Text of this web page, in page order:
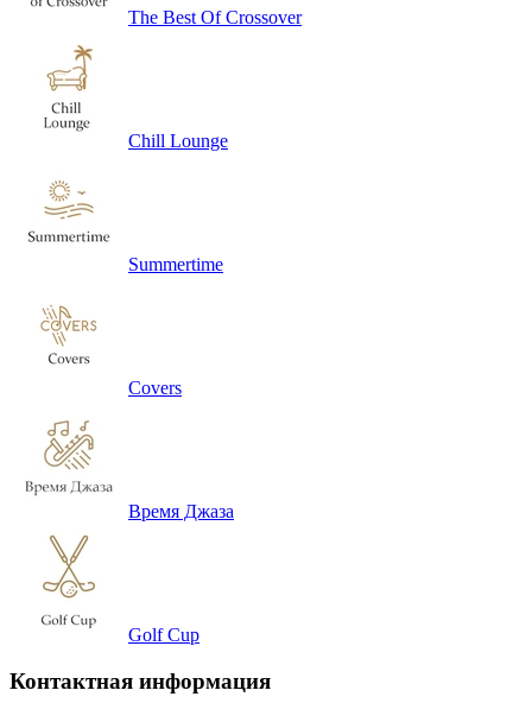
The Best Of Crossover
Chill Lounge
Summertime
Covers
Время Джаза
Golf Cup
Контактная информация